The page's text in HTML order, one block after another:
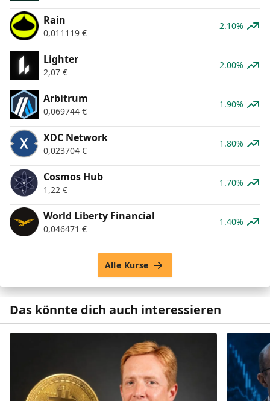
Rain
0,011119 €
2.10%
Lighter
2,07 €
2.00%
Arbitrum
0,069744 €
1.90%
XDC Network
0,023704 €
1.80%
Cosmos Hub
1,22 €
1.70%
World Liberty Financial
0,046471 €
1.40%
Alle Kurse
Das könnte dich auch interessieren